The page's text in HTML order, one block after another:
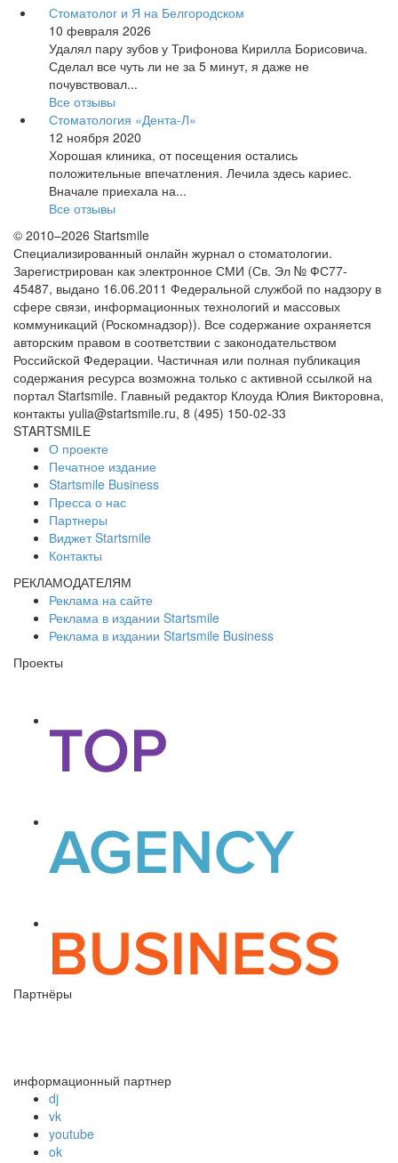
Стоматолог и Я на Белгородском
10 февраля 2026
Удалял пару зубов у Трифонова Кирилла Борисовича.
Сделал все чуть ли не за 5 минут, я даже не
почувствовал...
Все отзывы
Стоматология «Дента-Л»
12 ноября 2020
Хорошая клиника, от посещения остались
положительные впечатления. Лечила здесь кариес.
Вначале приехала на...
Все отзывы
© 2010–2026 Startsmile
Специализированный онлайн журнал о стоматологии.
Зарегистрирован как электронное СМИ (Св. Эл № ФС77-
45487, выдано 16.06.2011 Федеральной службой по надзору в
сфере связи, информационных технологий и массовых
коммуникаций (Роскомнадзор)). Все содержание охраняется
авторским правом в соответствии с законодательством
Российской Федерации. Частичная или полная публикация
содержания ресурса возможна только с активной ссылкой на
портал Startsmile. Главный редактор Клоуда Юлия Викторовна,
контакты yulia@startsmile.ru, 8 (495) 150-02-33
STARTSMILE
О проекте
Печатное издание
Startsmile Business
Пресса о нас
Партнеры
Виджет Startsmile
Контакты
РЕКЛАМОДАТЕЛЯМ
Реклама на сайте
Реклама в издании Startsmile
Реклама в издании Startsmile Business
Проекты
Партнёры
информационный партнер
dj
vk
youtube
ok